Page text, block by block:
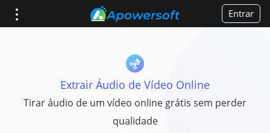
Entrar
Extrair Áudio de Vídeo Online
Tirar áudio de um vídeo online grátis sem perder
qualidade